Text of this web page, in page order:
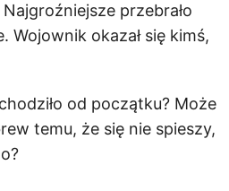
przebrało
Wojownik okazał się kimś,
od początku? Może
temu, że się nie spieszy,